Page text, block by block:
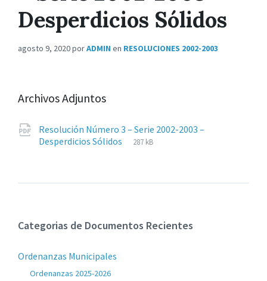
Desperdicios Sólidos
agosto 9, 2020porADMIN en RESOLUCIONES 2002-2003
Archivos Adjuntos
Resolución Número 3 – Serie 2002-2003 –
Desperdicios Sólidos
Extensiones
pdf
Tamaño
287 kB
Categorias de Documentos Recientes
Ordenanzas Municipales
Ordenanzas 2025-2026